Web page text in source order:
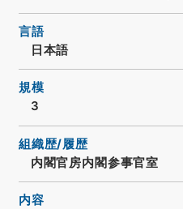
言語
日本語
規模
3
組織歴/履歴
内閣官房内閣参事官室
内容